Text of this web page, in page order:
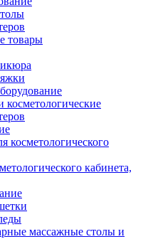
товары
косметологические
косметологического
кабинета,
массажные столы и